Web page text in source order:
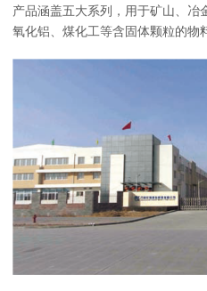
产品涵盖五大系列，用于矿山、冶
氧化铝、煤化工等含固体颗粒的物